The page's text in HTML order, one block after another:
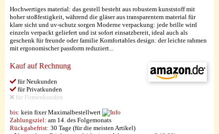
Hochwertiges material: das gestell besteht aus robustem kunststoff mit
hoher stoßfestigkeit, während die gläser aus transparentem material für
klare sicht und uv-schutz sorgen Moderne verpackung: jede brille wird
einzeln verpackt geliefert und ist sofort einsatzbereit, ideal auch als
geschenk für freunde oder familie Komfortables design: der leichte rahmen
mit ergonomischer passform reduziert...
Kauf auf Rechnung
für Neukunden
für Privatkunden
für Firmenkunden
bis: kein fixer Maximalbestellwert
Zahlungsziel: am 14. des Folgemonats
Rückgabefrist: 30 Tage (für die meisten Artikel)